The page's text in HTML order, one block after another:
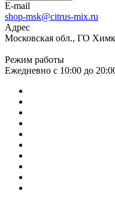
E-mail
shop-msk@citrus-mix.ru
Адрес
Московская обл., ГО
Режим работы
Ежедневно с 10:00 до